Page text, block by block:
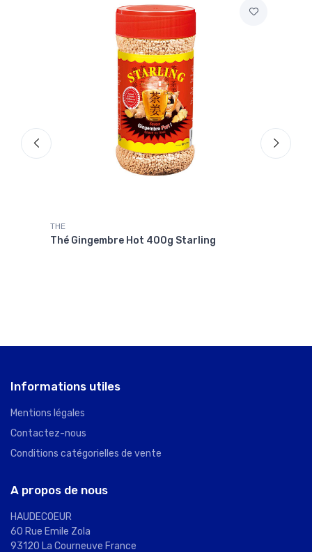
THE
Thé Gingembre Hot 400g Starling
Informations utiles
Mentions légales
Contactez-nous
Conditions catégorielles de vente
A propos de nous
HAUDECOEUR
60 Rue Emile Zola
93120 La Courneuve France